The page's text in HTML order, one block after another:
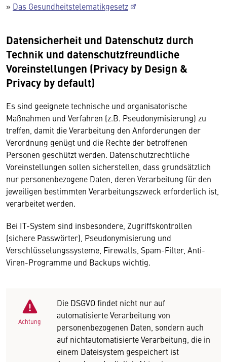
» Das Gesundheitstelematikgesetz
Datensicherheit und Datenschutz durch
Technik und datenschutzfreundliche
Voreinstellungen (Privacy by Design &
Privacy by default)
Es sind geeignete technische und organisatorische
Maßnahmen und Verfahren (z.B. Pseudonymisierung) zu
treffen, damit die Verarbeitung den Anforderungen der
Verordnung genügt und die Rechte der betroffenen
Personen geschützt werden. Datenschutzrechtliche
Voreinstellungen sollen sicherstellen, dass grundsätzlich
nur personenbezogene Daten, deren Verarbeitung für den
jeweiligen bestimmten Verarbeitungszweck erforderlich ist,
verarbeitet werden.
Bei IT-System sind insbesondere, Zugriffskontrollen
(sichere Passwörter), Pseudonymisierung und
Verschlüsselungssysteme, Firewalls, Spam-Filter, Anti-
Viren-Programme und Backups wichtig.
Achtung
Die DSGVO findet nicht nur auf
automatisierte Verarbeitung von
personenbezogenen Daten, sondern auch
auf nichtautomatisierte Verarbeitung, die in
einem Dateisystem gespeichert ist